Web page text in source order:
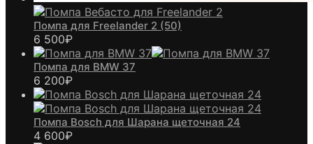
Помпа для Freelander 2 (50)
6 500₽
Помпа для BMW 37
6 200₽
Помпа Bosch для Шарана щеточная 24
4 600₽